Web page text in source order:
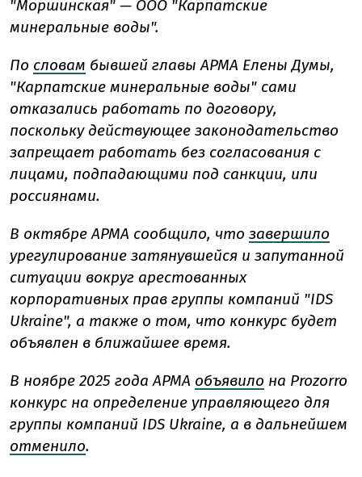
"Моршинская" — ООО "Карпатские
минеральные воды".
По словам бывшей главы АРМА Елены Думы,
"Карпатские минеральные воды" сами
отказались работать по договору,
поскольку действующее законодательство
запрещает работать без согласования с
лицами, подпадающими под санкции, или
россиянами.
В октябре АРМА сообщило, что завершило
урегулирование затянувшейся и запутанной
ситуации вокруг арестованных
корпоративных прав группы компаний "IDS
Ukraine", а также о том, что конкурс будет
объявлен в ближайшее время.
В ноябре 2025 года АРМА объявило на Prozorro
конкурс на определение управляющего для
группы компаний IDS Ukraine, а в дальнейшем
отменило.